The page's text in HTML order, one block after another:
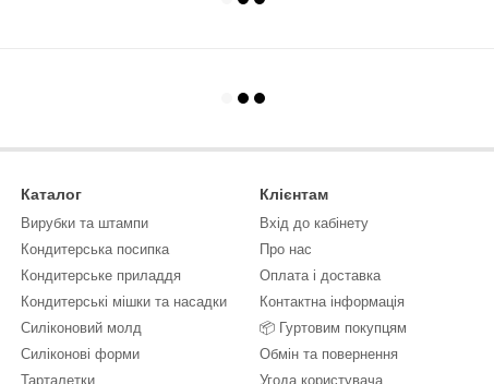
Каталог
Вирубки та штампи
Кондитерська посипка
Кондитерське приладдя
Кондитерські мішки та насадки
Силіконовий молд
Силіконові форми
Тарталетки
Клієнтам
Вхід до кабінету
Про нас
Оплата і доставка
Контактна інформація
📦 Гуртовим покупцям
Обмін та повернення
Угода користувача